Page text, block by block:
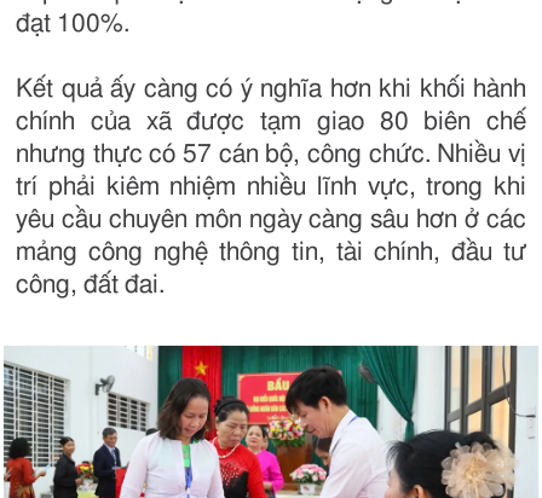
đạt 100%.
Kết quả ấy càng có ý nghĩa hơn khi khối hành
chính của xã được tạm giao 80 biên chế
nhưng thực có 57 cán bộ, công chức. Nhiều vị
trí phải kiêm nhiệm nhiều lĩnh vực, trong khi
yêu cầu chuyên môn ngày càng sâu hơn ở các
mảng công nghệ thông tin, tài chính, đầu tư
công, đất đai.